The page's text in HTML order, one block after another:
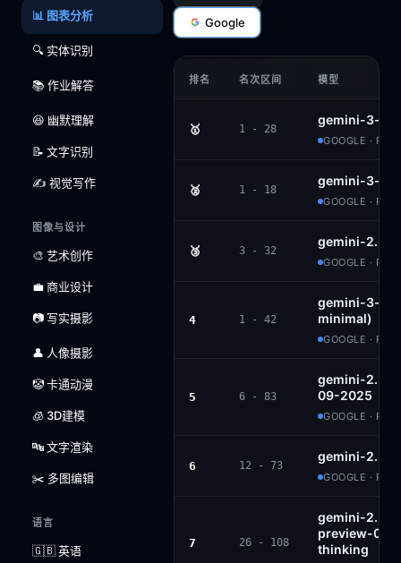
📊 图表分析
🔍 实体识别
📚 作业解答
😆 幽默理解
📝 文字识别
✍️ 视觉写作
图像与设计
🎨 艺术创作
💼 商业设计
📷 写实摄影
👤 人像摄影
🤡 卡通动漫
🧊 3D建模
🔤 文字渲染
✂️ 多图编辑
语言
🇬🇧 英语
Google
排名 名次区间 模型
🥇 1 - 28
gemini-3-
GOOGLE ·
🥈 1 - 18
gemini-3-pro
GOOGLE ·
🥉 3 - 32
gemini-2.5-
GOOGLE ·
4 1 - 42
gemini-3-
minimal)
GOOGLE ·
5 6 - 83
gemini-2.5-
09-2025
GOOGLE ·
6 12 - 73
gemini-2.5-
GOOGLE ·
7 26 - 108
gemini-2.5-
preview-09-
thinking